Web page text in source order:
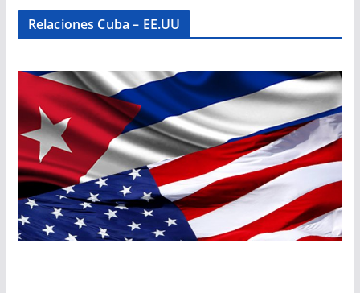
Relaciones Cuba – EE.UU